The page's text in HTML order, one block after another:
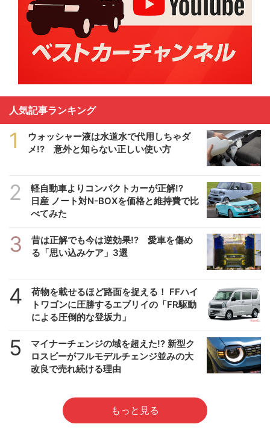
人気記事ランキング
1
ウォッシャー液は水道水で代用しちゃダ
メ!? 意外と知らない正しい使い方
2
軽自動車よりコンパクトカーが正解!?
日産 ノート対N-BOXを価格と維持費で比
べてみた
3
昔は正解でも今は逆効果!? 愛車を傷め
る「思い込みケア」3選
4
荷物を載せるほど路面を捉える！ FFハイ
トワゴンに圧勝するエブリイの「FR駆動
による圧倒的な登坂力」
5
マイナーチェンジの域を超えた!? 新型ク
ロスビーがフルモデルチェンジ並みの大
改良で売れ続ける理由
もっと見る